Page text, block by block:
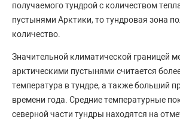
получаемого тундрой с количеством
пустынями Арктики, то тундровая зона
количество.
Значительной климатической границей
арктическими пустынями считается
температура в тундре, а также больший
времени года. Средние температурные
северной части тундры находятся на